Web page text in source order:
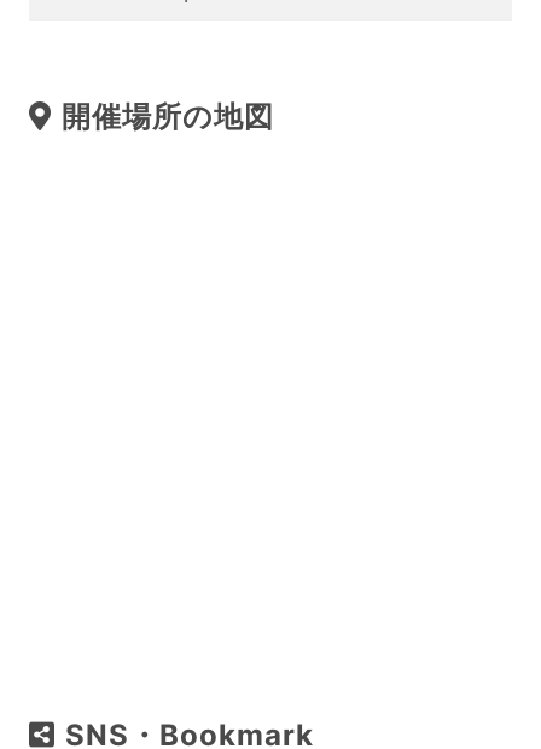
開催場所の地図
SNS・Bookmark